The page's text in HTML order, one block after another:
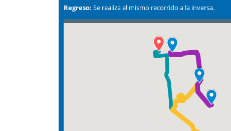
Regreso: Se realiza el mismo recorrido a la inversa.